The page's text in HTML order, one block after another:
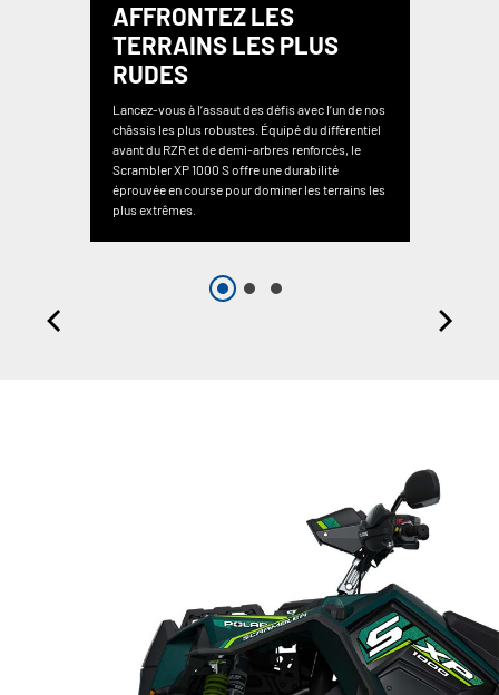
AFFRONTEZ LES
TERRAINS LES PLUS
RUDES
Lancez-vous à l’assaut des défis avec l’un de nos
châssis les plus robustes. Équipé du différentiel
avant du RZR et de demi-arbres renforcés, le
Scrambler XP 1000 S offre une durabilité
éprouvée en course pour dominer les terrains les
plus extrêmes.